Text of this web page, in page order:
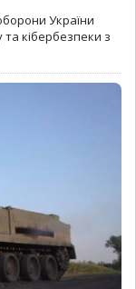
України
та кібербезпеки з